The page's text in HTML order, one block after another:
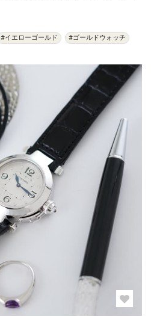
#イエローゴールド
#ゴールドウォッチ